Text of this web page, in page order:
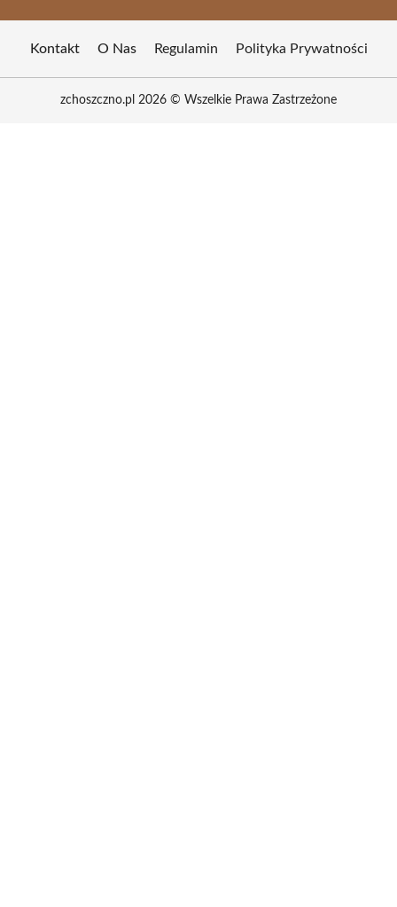
Kontakt O Nas Regulamin Polityka Prywatności
zchoszczno.pl 2026 © Wszelkie Prawa Zastrzeżone